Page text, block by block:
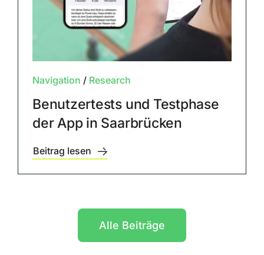
Navigation / Research
Benutzertests und Testphase
der App in Saarbrücken
Beitrag lesen
Alle Beiträge